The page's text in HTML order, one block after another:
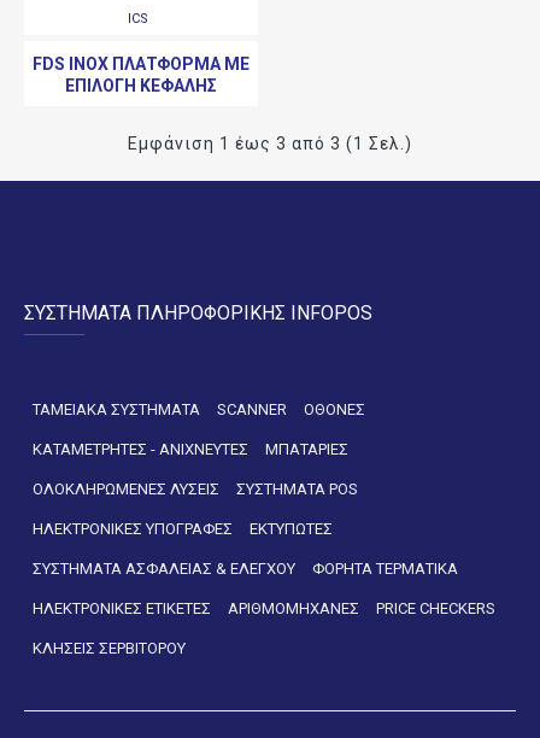
ICS
FDS INOX ΠΛΑΤΦΌΡΜΑ ΜΕ
ΕΠΙΛΟΓΉ ΚΕΦΑΛΉΣ
Εμφάνιση 1 έως 3 από 3 (1 Σελ.)
ΣΥΣΤΗΜΑΤΑ ΠΛΗΡΟΦΟΡΙΚΗΣ INFOPOS
ΤΑΜΕΙΑΚΑ ΣΥΣΤΗΜΑΤΑ SCANNER ΟΘΟΝΕΣ
ΚΑΤΑΜΕΤΡΗΤΕΣ - ΑΝΙΧΝΕΥΤΕΣ ΜΠΑΤΑΡΙΕΣ
ΟΛΟΚΛΗΡΩΜΕΝΕΣ ΛΥΣΕΙΣ ΣΥΣΤΗΜΑΤΑ POS
ΗΛΕΚΤΡΟΝΙΚΕΣ ΥΠΟΓΡΑΦΕΣ ΕΚΤΥΠΩΤΕΣ
ΣΥΣΤΗΜΑΤΑ ΑΣΦΑΛΕΙΑΣ & ΕΛΕΓΧΟΥ ΦΟΡΗΤΑ ΤΕΡΜΑΤΙΚΑ
ΗΛΕΚΤΡΟΝΙΚΕΣ ΕΤΙΚΕΤΕΣ ΑΡΙΘΜΟΜΗΧΑΝΕΣ PRICE CHECKERS
ΚΛΗΣΕΙΣ ΣΕΡΒΙΤΟΡΟΥ